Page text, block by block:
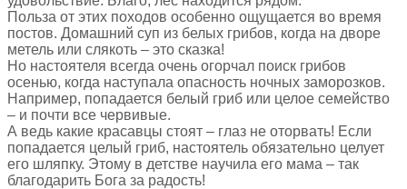
Польза от этих походов особенно ощущается во время
постов. Домашний суп из белых грибов, когда на дворе
метель или слякоть – это сказка!
Но настоятеля всегда очень огорчал поиск грибов
осенью, когда наступала опасность ночных заморозков.
Например, попадается белый гриб или целое семейство
– и почти все червивые.
А ведь какие красавцы стоят – глаз не оторвать! Если
попадается целый гриб, настоятель обязательно целует
его шляпку. Этому в детстве научила его мама – так
благодарить Бога за радость!